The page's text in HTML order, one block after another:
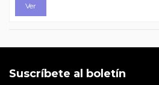
Ver
Suscríbete al boletín